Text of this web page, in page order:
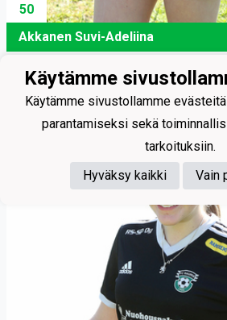
50
Akkanen Suvi-Adeliina
Käytämme
Käytämme sivustollamme
parantamiseksi sekä
tarkoituksiin.
Hyväksy kaikki
Vain